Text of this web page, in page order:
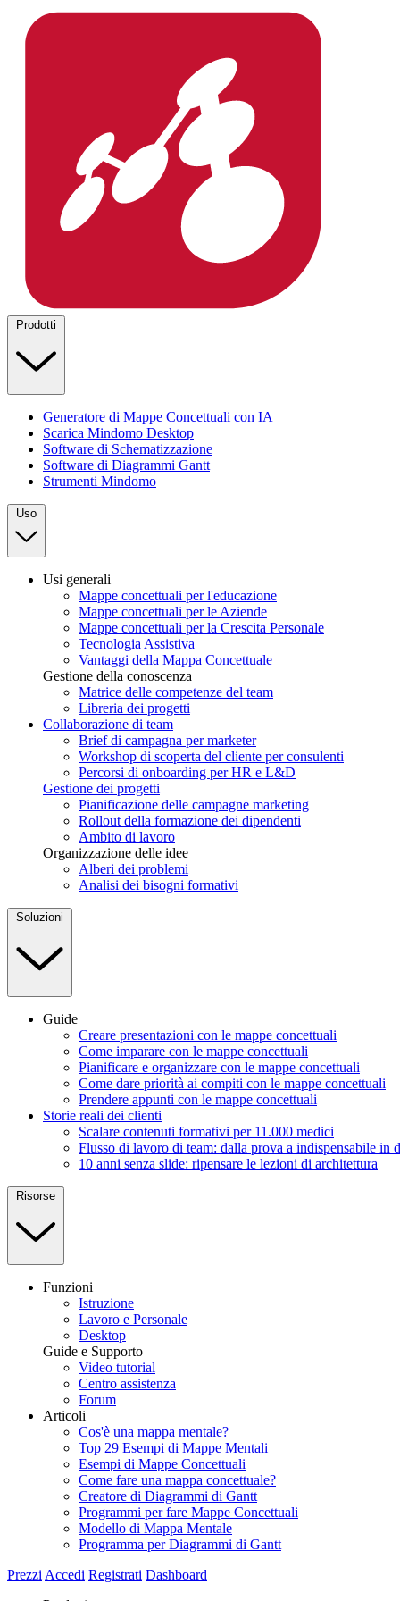
Prodotti
Generatore di Mappe Concettuali con IA
Scarica Mindomo Desktop
Software di Schematizzazione
Software di Diagrammi Gantt
Strumenti Mindomo
Uso
Usi generali
Mappe concettuali per l'educazione
Mappe concettuali per le Aziende
Mappe concettuali per la Crescita Personale
Tecnologia Assistiva
Vantaggi della Mappa Concettuale
Gestione della conoscenza
Matrice delle competenze del team
Libreria dei progetti
Collaborazione di team
Brief di campagna per marketer
Workshop di scoperta del cliente per consulenti
Percorsi di onboarding per HR e L&D
Gestione dei progetti
Pianificazione delle campagne marketing
Rollout della formazione dei dipendenti
Ambito di lavoro
Organizzazione delle idee
Alberi dei problemi
Analisi dei bisogni formativi
Soluzioni
Guide
Creare presentazioni con le mappe concettuali
Come imparare con le mappe concettuali
Pianificare e organizzare con le mappe concettuali
Come dare priorità ai compiti con le mappe concettuali
Prendere appunti con le mappe concettuali
Storie reali dei clienti
Scalare contenuti formativi per 11.000 medici
Flusso di lavoro di team: dalla prova a indispensabile in
10 anni senza slide: ripensare le lezioni di architettura
Risorse
Funzioni
Istruzione
Lavoro e Personale
Desktop
Guide e Supporto
Video tutorial
Centro assistenza
Forum
Articoli
Cos'è una mappa mentale?
Top 29 Esempi di Mappe Mentali
Esempi di Mappe Concettuali
Come fare una mappa concettuale?
Creatore di Diagrammi di Gantt
Programmi per fare Mappe Concettuali
Modello di Mappa Mentale
Programma per Diagrammi di Gantt
Prezzi Accedi Registrati Dashboard